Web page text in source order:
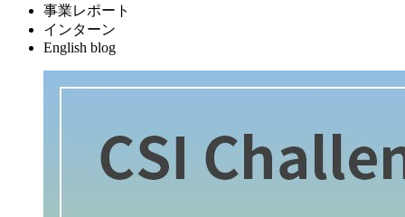
事業レポート
インターン
English blog